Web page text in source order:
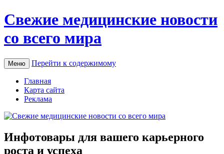
Свежие медицинские новости
со всего мира
Меню Перейти к содержимому
Главная
Карта сайта
Реклама
Инфотовары для вашего карьерного
роста и успеха